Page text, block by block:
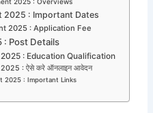
2025 : Important Dates
2025 : Application Fee
: Post Details
: Education Qualification
: ऐसे करे ऑनलाइन आवेदन
2025 : Important Links